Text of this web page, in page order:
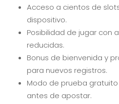
Acceso a cientos de
dispositivo.
Posibilidad de jugar con
reducidas.
Bonus de bienvenida y
para nuevos registros.
Modo de prueba
antes de apostar.